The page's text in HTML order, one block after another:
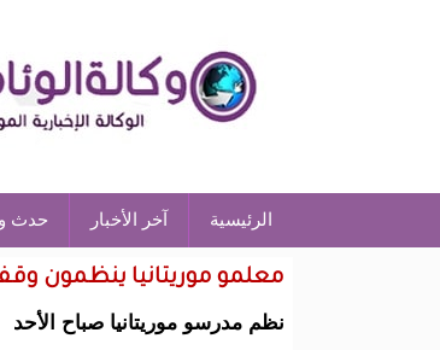
الرئيسية آخر الأخبار حدث
معلمو موريتانيا ينظمون
نظم مدرسو موريتانيا صباح الأحد